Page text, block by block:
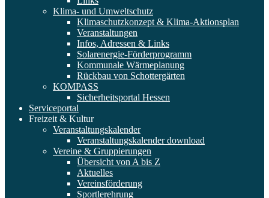
Klima- und Umweltschutz
Klimaschutzkonzept & Klima-Aktionsplan
Veranstaltungen
Infos, Adressen & Links
Solarenergie-Förderprogramm
Kommunale Wärmeplanung
Rückbau von Schottergärten
KOMPASS
Sicherheitsportal Hessen
Serviceportal
Freizeit & Kultur
Veranstaltungskalender
Veranstaltungskalender download
Vereine & Gruppierungen
Übersicht von A bis Z
Aktuelles
Vereinsförderung
Sportlerehrung